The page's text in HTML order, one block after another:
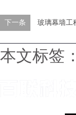
下一条 玻璃幕墙
本文标签：